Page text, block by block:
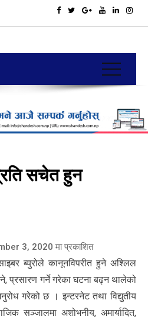
सचेत हुन
3, 2020 मा प्रकाशित
ब्युरोले कानूनविपरीत हुने अश्लिल
प्रसारण गर्ने गरेका घटना बढ्न थालेको
गरेको छ । इन्टरनेट तथा विद्युतीय
सञ्जालमा अशोभनीय, अमार्यादित,